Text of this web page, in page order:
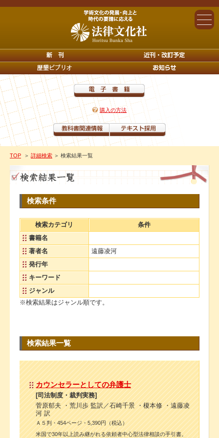
購入の方法
TOP ＞ 詳細検索 ＞ 検索結果一覧
検索条件
検索カテゴリ
条件
書籍名
著者名
遠藤凌河
発行年
キーワード
ジャンル
※検索結果はジャンル順です。
検索結果一覧
カウンセラーとしての弁護士
[司法制度・裁判実務]
菅原郁夫 ・荒川歩 監訳／石崎千景 ・榎本修 ・遠藤凌
河 訳
Ａ５判・454ページ・5,390円（税込）
米国で30年以上読み継がれる依頼者中心型法律相談の手引書。